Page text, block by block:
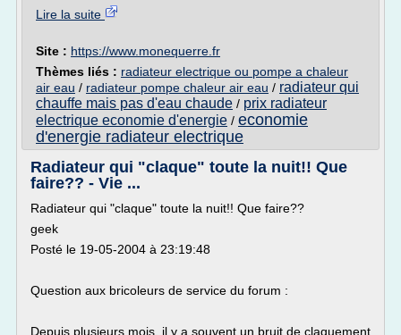
Lire la suite
Site : https://www.monequerre.fr
Thèmes liés : radiateur electrique ou pompe a chaleur
air eau / radiateur pompe chaleur air eau / radiateur qui
chauffe mais pas d'eau chaude / prix radiateur
electrique economie d'energie / economie
d'energie radiateur electrique
Radiateur qui "claque" toute la nuit!! Que
faire?? - Vie ...
Radiateur qui "claque" toute la nuit!! Que faire??
geek
Posté le 19-05-2004 à 23:19:48
Question aux bricoleurs de service du forum :
Depuis plusieurs mois, il y a souvent un bruit de claquement